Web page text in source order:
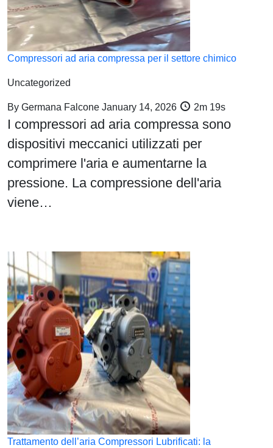
Compressori ad aria compressa per il settore chimico
Uncategorized
By Germana Falcone January 14, 2026 2m 19s
I compressori ad aria compressa sono
dispositivi meccanici utilizzati per
comprimere l'aria e aumentarne la
pressione. La compressione dell'aria
viene…
Trattamento dell’aria Compressori Lubrificati: la